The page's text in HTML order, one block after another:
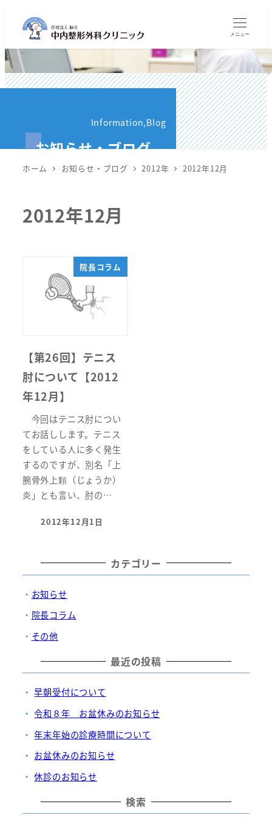
ン
コ
ン
へ
メニュー
Information,Blog
お知らせ・ブログ
ホーム お知らせ・ブログ 2012年 2012年12月
2012年12月
院長コラム
【第26回】テニス
肘について【2012
年12月】
今回はテニス肘につい
てお話しします。テニス
をしている人に多く発生
するのですが、別名「上
腕骨外上顆（じょうか）
炎」とも言い、肘の…
投稿日
2012年12月1日
カテゴリー
お知らせ
院長コラム
その他
最近の投稿
早朝受付について
令和８年 お盆休みのお知らせ
年末年始の診療時間について
お盆休みのお知らせ
休診のお知らせ
検索